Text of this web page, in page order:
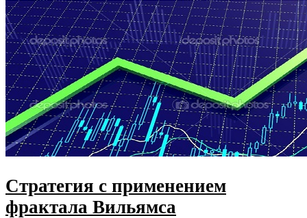
Стратегия с применением
фрактала Вильямса